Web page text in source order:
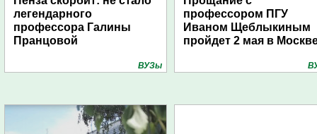
легендарного
профессора Галины
Пранцовой
ВУЗы
профессором ПГУ
Иваном Щеблыкиным
пройдет 2 мая в